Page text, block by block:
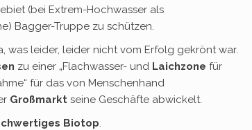
(bei Extrem-Hochwasser als
Bagger-Truppe zu schützen.
was leider, leider nicht vom Erfolg gekrönt war.
zu einer „Flachwasser- und Laichzone für
für das von Menschenhand
Großmarkt seine Geschäfte abwickelt.
Biotop.